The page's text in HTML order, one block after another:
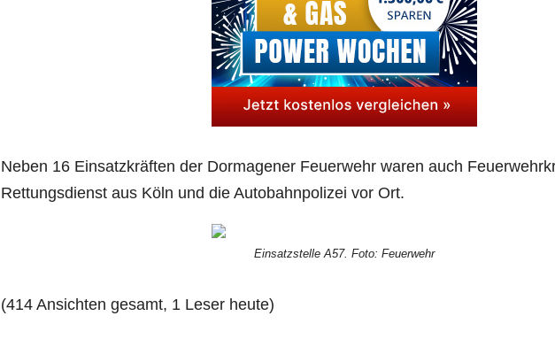
Neben 16 Ein­satz­kräf­ten der Dor­ma­ge­ner Feu­er­wehr waren auch
Ret­tungs­dienst aus Köln und die Auto­bahn­po­li­zei vor Ort.
Ein­satz­stel­le A57. Foto: Feuerwehr
(414 Ansich­ten gesamt, 1 Leser heute)